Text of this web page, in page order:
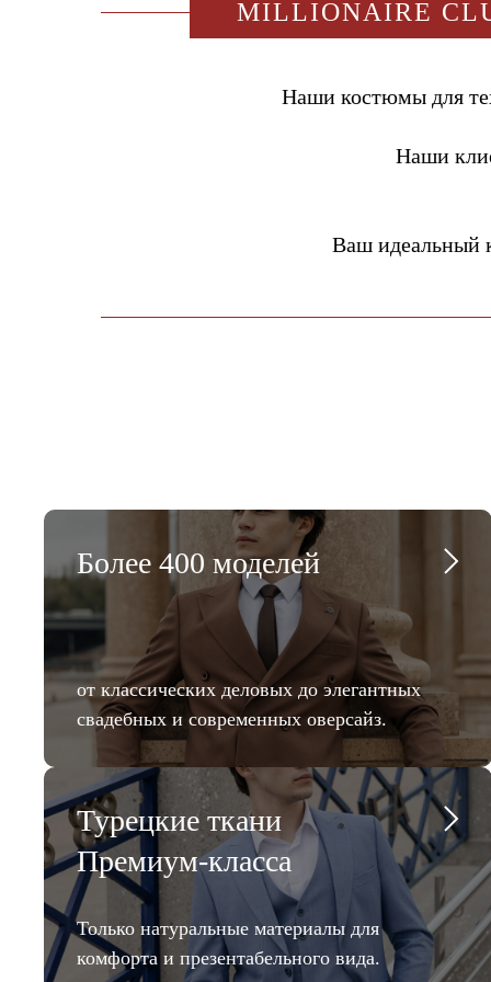
MILLIONAIRE
Наши костюмы для
Наши
Ваш идеальный
Более 400 моделей
от классических деловых до элегантных
свадебных и современных оверсайз.
Турецкие ткани
Премиум-класса
Только натуральные материалы для
комфорта и презентабельного вида.